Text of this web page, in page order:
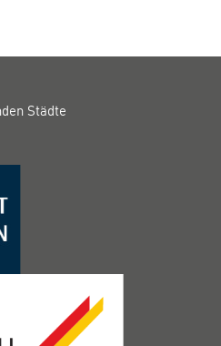
Städte